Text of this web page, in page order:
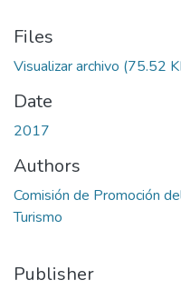
Files
Visualizar archivo (75.52
Date
2017
Authors
Comisión de Promoción
Turismo
Publisher